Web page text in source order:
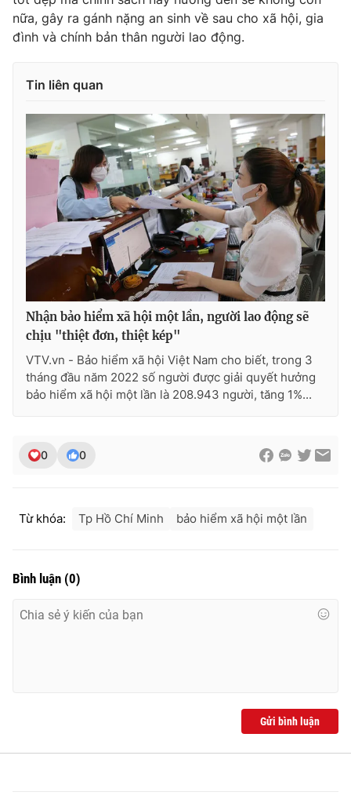
Theo dõi báo trên
Cơ quan chủ quản:Đài Truyền hình Việt Nam
Cơ quan báo chí:Thời báo VTV
Giấy phép hoạt động báo in và báo điện tử số 483/GP-BTTTT
cấp ngày 29/12/2023
Tổng Biên tập:Vũ Thanh Thủy
Phó Tổng Biên tập:Nguyễn Thị Mỹ Hạnh, Phạm Quốc Thắng,
Nguyễn Trọng Ninh
Tổng đài VTV:024.38 355 931 - 024.38 355 932
Ðiện thoại Thời báo VTV:024.66 897 897
Email:toasoan@vtv.vn
Liên hệ quảng cáo:
024-7300.7108
® Cấm sao chép dưới mọi hình thức nếu không có sự chấp
nữa, gây ra gánh nặng an sinh về sau cho xã hội, gia
đình và chính bản thân người lao động.
Tin liên quan
Nhận bảo hiểm xã hội một lần, người lao động sẽ
chịu "thiệt đơn, thiệt kép"
VTV.vn - Bảo hiểm xã hội Việt Nam cho biết, trong 3
tháng đầu năm 2022 số người được giải quyết hưởng
bảo hiểm xã hội một lần là 208.943 người, tăng 1%...
0 0
Từ khóa: Tp Hồ Chí Minh bảo hiểm xã hội một lần
Bình luận (0)
Gửi bình luận